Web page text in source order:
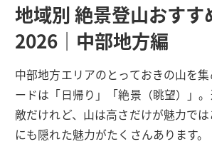
地域別 絶景登山おすす
2026｜中部地方編
中部地方エリアのとっておきの山を
ードは「日帰り」「絶景（眺望）」
敵だけれど、山は高さだけが魅力で
にも隠れた魅力がたくさんあります。